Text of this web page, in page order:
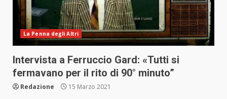
La Penna degli Altri
Intervista a Ferruccio Gard: «Tutti si
fermavano per il rito di 90° minuto”
Redazione 15 Marzo 2021